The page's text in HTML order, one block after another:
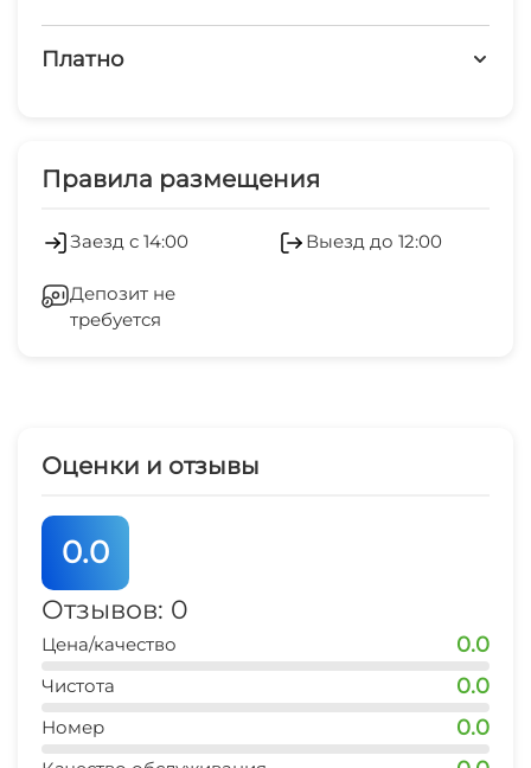
Детская площадка
Бильярд
запрещено курить в номерах
Платно
Гладильные принадлежности
СВЧ
Правила размещения
Заезд с 14:00 Выезд до 12:00
Депозит не
требуется
Оценки и отзывы
0.0
Отзывов: 0
Цена/качество 0.0
Чистота 0.0
Номер 0.0